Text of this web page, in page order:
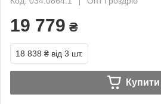
19 779 ₴
18 838 ₴ від 3 шт.
Купити